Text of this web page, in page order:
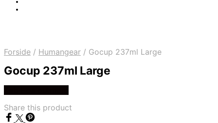
Forside / Humangear / Gocup 237ml Large
Gocup 237ml Large
Share this product